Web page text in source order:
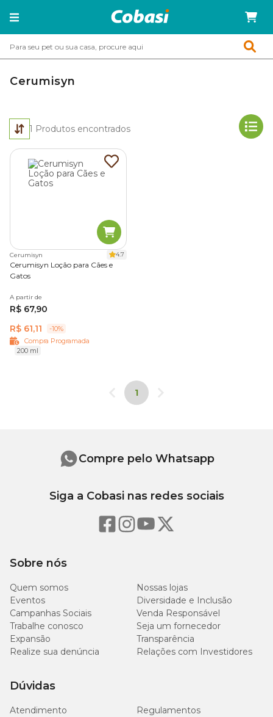
Cerumisyn
1 Produtos encontrados
Cerumisyn 4.7
Cerumisyn Loção para Cães e
Gatos
A partir de
R$ 67,90
R$ 61,11
-10%
Compra Programada
200 ml
1
Sobre nós
Quem somos
Nossas lojas
Eventos
Diversidade e Inclusão
Campanhas Sociais
Venda Responsável
Trabalhe conosco
Seja um fornecedor
Expansão
Transparência
Realize sua denúncia
Relações com Investidores
Dúvidas
Atendimento
Regulamentos
Compre pelo Whatsapp
Siga a Cobasi nas redes sociais